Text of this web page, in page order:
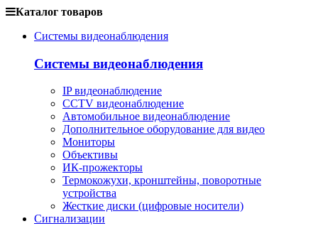
Каталог товаров
Системы видеонаблюдения
Системы видеонаблюдения
IP видеонаблюдение
CCTV видеонаблюдение
Автомобильное видеонаблюдение
Дополнительное оборудование для видео
Мониторы
Объективы
ИК-прожекторы
Термокожухи, кронштейны, поворотные
устройства
Жесткие диски (цифровые носители)
Сигнализации